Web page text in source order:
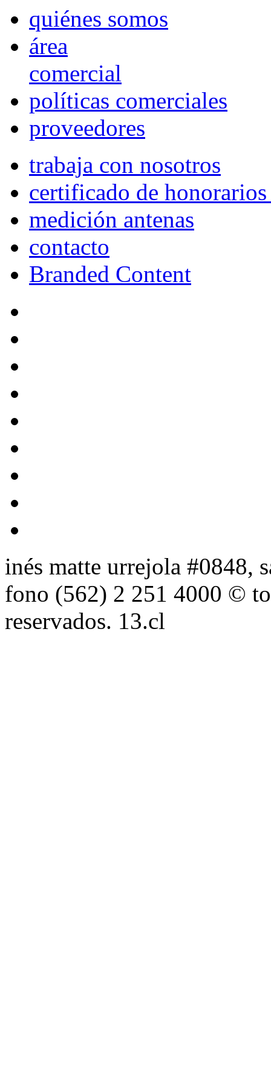
quiénes somos
área
comercial
políticas comerciales
proveedores
trabaja con nosotros
certificado de
medición antenas
contacto
Branded Content
inés matte urrejola #0848,
fono (562) 2 251 4000 ©
reservados. 13.cl